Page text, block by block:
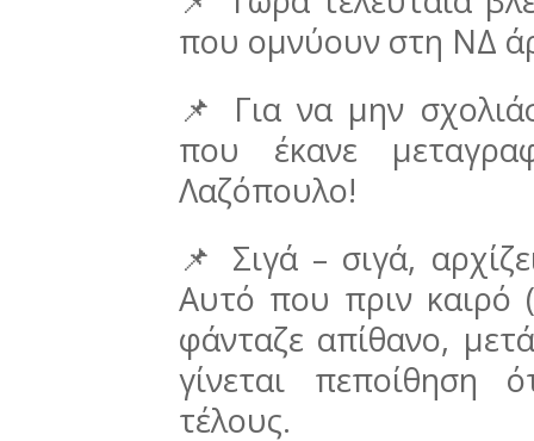
που ομνύουν στη ΝΔ
📌 Για να μην
που έκανε
Λαζόπουλο!
📌 Σιγά – σιγά,
Αυτό που πριν καιρό
φάνταζε απίθανο,
γίνεται
τέλους.